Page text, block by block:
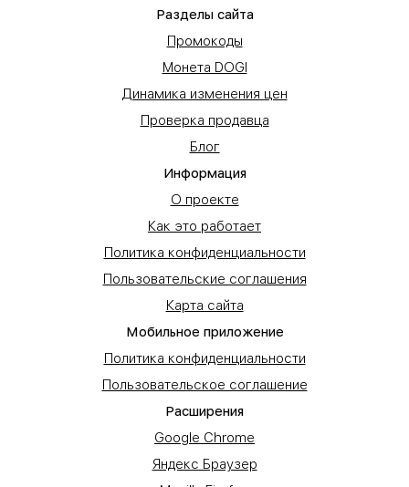
Разделы сайта
Промокоды
Монета DOGI
Динамика изменения цен
Проверка продавца
Блог
Информация
О проекте
Как это работает
Политика конфиденциальности
Пользовательские соглашения
Карта сайта
Мобильное приложение
Политика конфиденциальности
Пользовательское соглашение
Расширения
Google Chrome
Яндекс Браузер